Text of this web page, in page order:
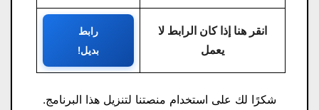
انقر هنا إذا كان الرابط لا
يعمل
رابط
بديل!
شكرًا لك على استخدام منصتنا لتنزيل هذا البرنامج.